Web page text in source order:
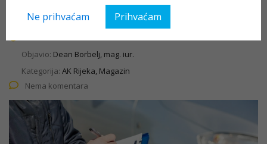
Objavio: Dean Borbelj, mag. iur.
Kategorija: AK Rijeka, Magazin
Nema komentara
Ne prihvaćam Prihvaćam